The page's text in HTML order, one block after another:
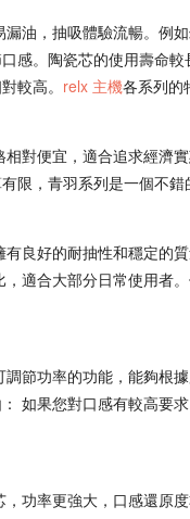
油，抽吸體驗流暢。例
感。陶瓷芯的使用壽命
較高。 relx 主機各系列的
對便宜，適合追求經濟
限，青羽系列是一個不錯
良好的耐抽性和穩定的
適合大部分日常使用者
節功率的功能，能夠根
如果您對口感有較高要
功率更強大，口感還原